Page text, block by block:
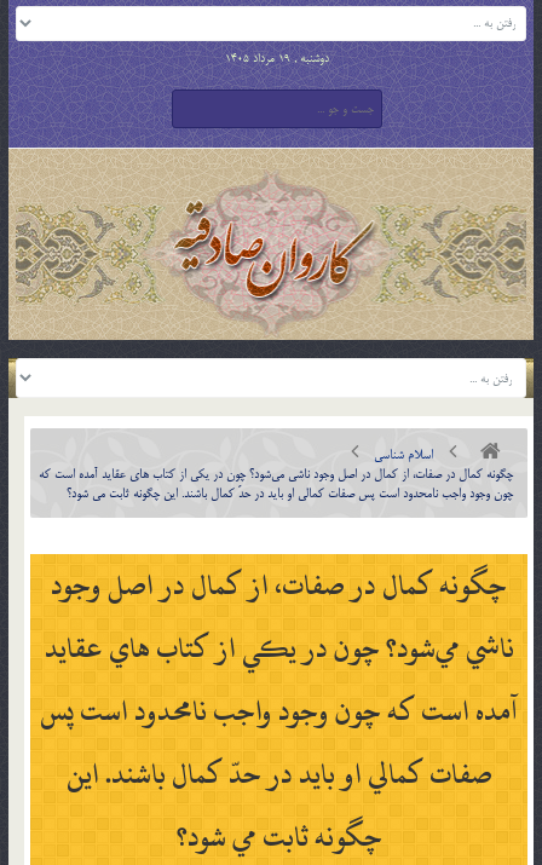
دوشنبه , 19 مرداد 1405
اسلام شناسی
چگونه كمال در صفات، از كمال در اصل وجود ناشي مي‌شود؟ چون در يكي از کتاب هاي عقايد آمده است که
چون وجود واجب نامحدود است پس صفات كمالي او بايد در حدّ كمال باشند. اين چگونه ثابت مي شود؟
چگونه كمال در صفات، از كمال در اصل وجود
ناشي مي‌شود؟ چون در يكي از کتاب هاي عقايد
آمده است که چون وجود واجب نامحدود است پس
صفات كمالي او بايد در حدّ كمال باشند. اين
چگونه ثابت مي شود؟